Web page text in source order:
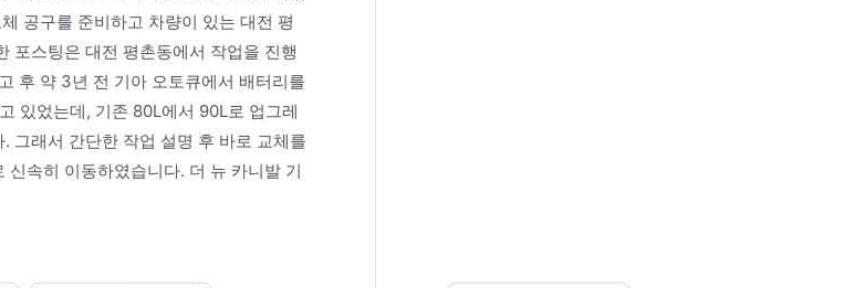
공구를 준비하고 차량이 있는 대전 평
포스팅은 대전 평촌동에서 작업을 진행
후 약 3년 전 기아 오토큐에서 배터리를
있었는데, 기존 80L에서 90L로 업그레
그래서 간단한 작업 설명 후 바로 교체를
속히 이동하였습니다. 더 뉴 카니발 기